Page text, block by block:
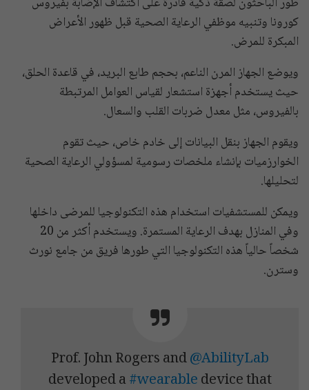
كورونا وتنبيه موظفي الرعاية الصحية قبل ظهور الأعراض
المبكرة للمرض.
ويوضع الجهاز المرن الناعم، بحجم طابع البريد، في قاعدة الحلق،
حيث يستخدم أجهزة استشعار لقياس العوامل المرتبطة
بالفيروس، مثل معدل ضربات القلب والسعال.
ويقوم الجهاز بنقل البيانات إلى خادم خاص، حيث تقوم
الخوارزميات بإنشاء ملخصات رسومية لمسؤولي الرعاية الصحية
لتحليلها.
ويمكن للمستشفيات استخدام هذه التكنولوجيا للمرضى داخلها
وفي المنازل بهدف الرعاية المستمرة. ويستخدم أكثر من 20
شخصاً حالياً هذه التكنولوجيا التي طورها فريق من جامع نورث
وسترن.
Prof. John Rogers and@AbilityLab
developed a#wearabledevice that